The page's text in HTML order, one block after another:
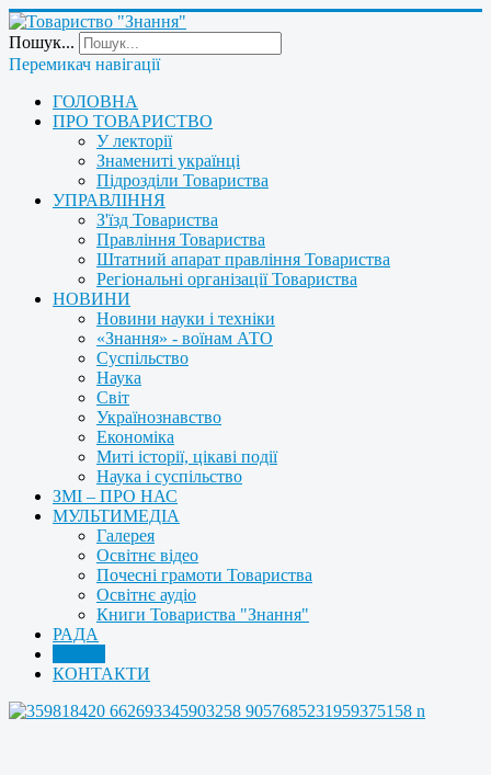
Пошук...
Перемикач навігації
ГОЛОВНА
ПРО ТОВАРИСТВО
У лекторії
Знамениті українці
Підрозділи Товариства
УПРАВЛІННЯ
З'їзд Товариства
Правління Товариства
Штатний апарат правління Товариства
Регіональні організації Товариства
НОВИНИ
Новини науки і техніки
«Знання» - воїнам АТО
Суспільство
Наука
Світ
Українознавство
Економіка
Миті історії, цікаві події
Наука і суспільство
ЗМІ – ПРО НАС
МУЛЬТИМЕДІА
Галерея
Освітнє відео
Почесні грамоти Товариства
Освітнє аудіо
Книги Товариства "Знання"
РАДА
КОНТАКТИ